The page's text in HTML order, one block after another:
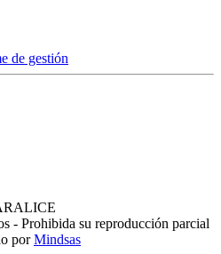
de gestión
- Prohibida su reproducción parcial
porMindsas